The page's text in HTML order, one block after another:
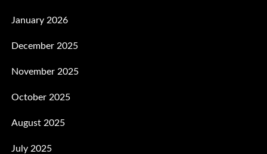
January 2026
December 2025
November 2025
October 2025
August 2025
July 2025